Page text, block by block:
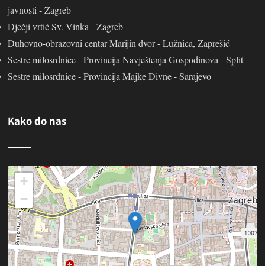
javnosti - Zagreb
Dječji vrtić Sv. Vinka - Zagreb
Duhovno-obrazovni centar Marijin dvor - Lužnica, Zaprešić
Sestre milosrdnice - Provincija Navještenja Gospodinova - Split
Sestre milosrdnice - Provincija Majke Divne - Sarajevo
Kako do nas
+
−